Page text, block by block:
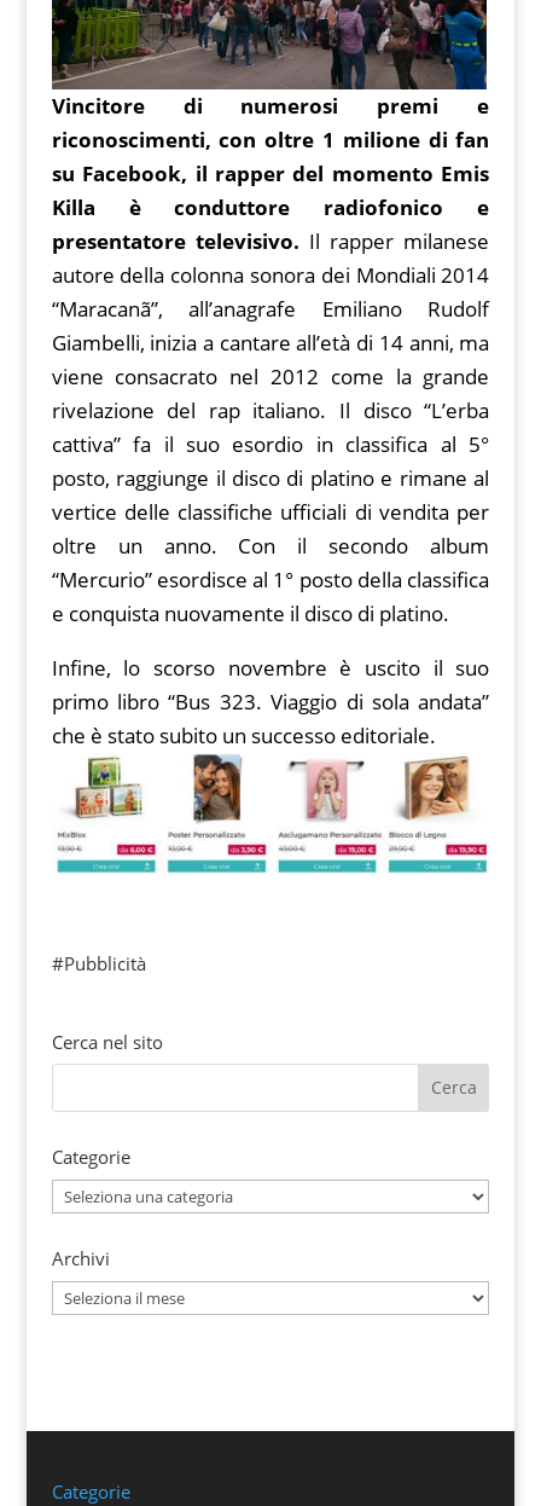
Vincitore di numerosi premi e
riconoscimenti, con oltre 1 milione di fan
su Facebook, il rapper del momento Emis
Killa è conduttore radiofonico e
presentatore televisivo. Il rapper milanese
autore della colonna sonora dei Mondiali 2014
“Maracanã”, all’anagrafe Emiliano Rudolf
Giambelli, inizia a cantare all’età di 14 anni, ma
viene consacrato nel 2012 come la grande
rivelazione del rap italiano. Il disco “L’erba
cattiva” fa il suo esordio in classifica al 5°
posto, raggiunge il disco di platino e rimane al
vertice delle classifiche ufficiali di vendita per
oltre un anno. Con il secondo album
“Mercurio” esordisce al 1° posto della classifica
e conquista nuovamente il disco di platino.
Infine, lo scorso novembre è uscito il suo
primo libro “Bus 323. Viaggio di sola andata”
che è stato subito un successo editoriale.
#Pubblicità
Cerca nel sito
Categorie
Categorie
Archivi
Archivi
Categorie